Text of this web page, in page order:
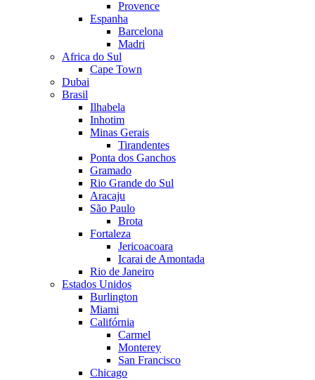
Provence
Espanha
Barcelona
Madri
Africa do Sul
Cape Town
Dubai
Brasil
Ilhabela
Inhotim
Minas Gerais
Tirandentes
Ponta dos Ganchos
Gramado
Rio Grande do Sul
Aracaju
São Paulo
Brota
Fortaleza
Jericoacoara
Icarai de Amontada
Rio de Janeiro
Estados Unidos
Burlington
Miami
Califórnia
Carmel
Monterey
San Francisco
Chicago